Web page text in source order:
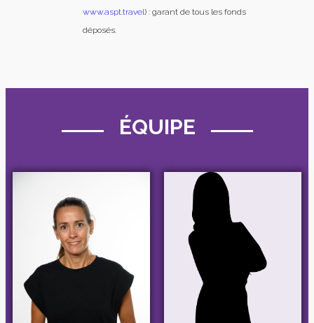
www.aspt.travel) : garant de tous les fonds
déposés.
ÉQUIPE